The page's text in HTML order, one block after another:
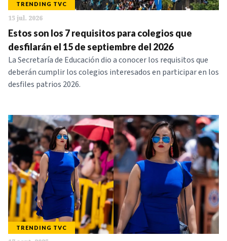
TRENDING TVC
15 jul. 2026
Estos son los 7 requisitos para colegios que
desfilarán el 15 de septiembre del 2026
La Secretaría de Educación dio a conocer los requisitos que
deberán cumplir los colegios interesados en participar en los
desfiles patrios 2026.
TRENDING TVC